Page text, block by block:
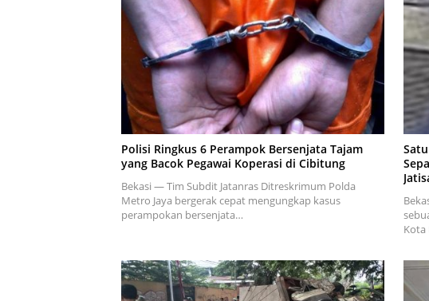
Polisi Ringkus 6 Perampok Bersenjata Tajam
yang Bacok Pegawai Koperasi di Cibitung
Bekasi — Tim Subdit Jatanras Ditreskrimum Polda
Metro Jaya bergerak cepat mengungkap kasus
perampokan bersenjata…
Kota